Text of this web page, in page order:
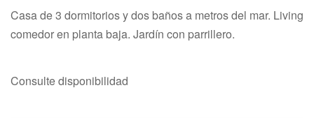
Casa de 3 dormitorios y dos baños a metros del mar. Living
comedor en planta baja. Jardín con parrillero.
Consulte disponibilidad